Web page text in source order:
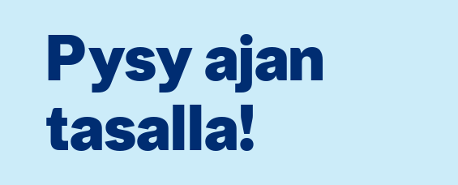
Pysy ajan
tasalla!